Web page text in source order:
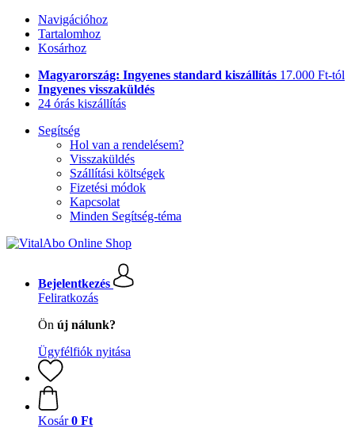
Navigációhoz
Tartalomhoz
Kosárhoz
Magyarország: Ingyenes standard kiszállítás 17.000 Ft-tól
Ingyenes visszaküldés
24 órás kiszállítás
Segítség
Hol van a rendelésem?
Visszaküldés
Szállítási költségek
Fizetési módok
Kapcsolat
Minden Segítség-téma
Bejelentkezés
Feliratkozás
Ön új nálunk?
Ügyfélfiók nyitása
Kosár 0 Ft